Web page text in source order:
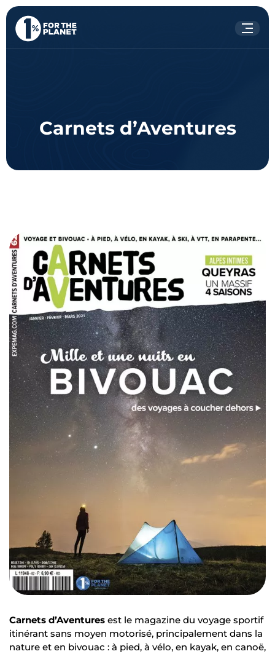
Carnets d’Aventures
Carnets d’Aventures est le magazine du voyage sportif
itinérant sans moyen motorisé, principalement dans la
nature et en bivouac : à pied, à vélo, en kayak, en canoë,